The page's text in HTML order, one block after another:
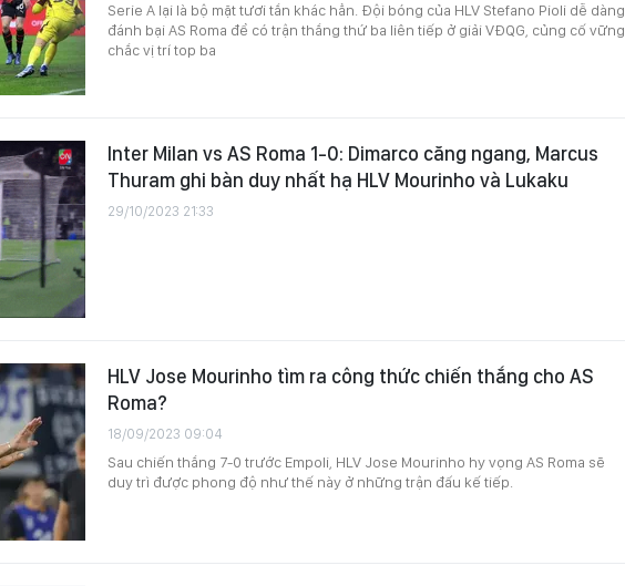
Serie A lại là bộ mặt tươi tắn khác hẳn. Đội bóng của HLV Stefano Pioli dễ dàng
đánh bại AS Roma để có trận thắng thứ ba liên tiếp ở giải VĐQG, củng cố vững
chắc vị trí top ba
Inter Milan vs AS Roma 1-0: Dimarco căng ngang, Marcus
Thuram ghi bàn duy nhất hạ HLV Mourinho và Lukaku
29/10/2023 21:33
HLV Jose Mourinho tìm ra công thức chiến thắng cho AS
Roma?
18/09/2023 09:04
Sau chiến thắng 7-0 trước Empoli, HLV Jose Mourinho hy vọng AS Roma sẽ
duy trì được phong độ như thế này ở những trận đấu kế tiếp.